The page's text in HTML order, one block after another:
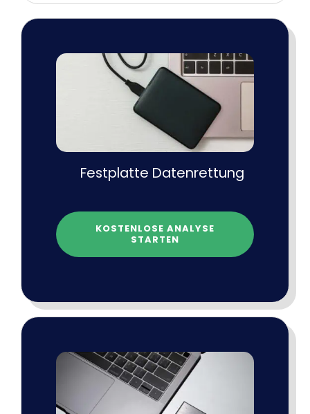
Festplatte Datenrettung
KOSTENLOSE ANALYSE
STARTEN